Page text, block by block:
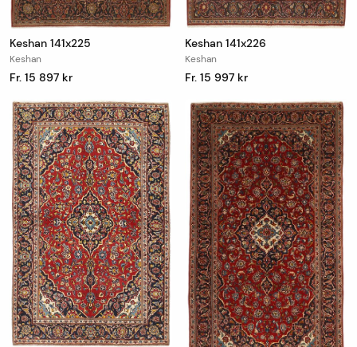
Keshan 141x225
Keshan
Fr. 15 897 kr
Keshan 141x226
Keshan
Fr. 15 997 kr